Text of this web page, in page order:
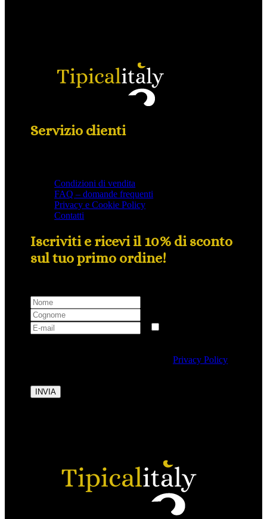
Servizio clienti
Condizioni di vendita
FAQ – domande frequenti
Privacy e Cookie Policy
Contatti
Iscriviti e ricevi il 10% di sconto
sul tuo primo ordine!
dei dati personali conformemente allaPrivacy Policy
INVIA